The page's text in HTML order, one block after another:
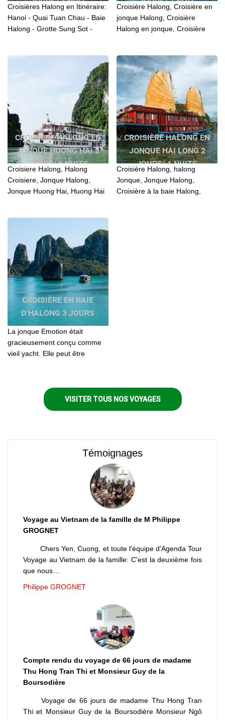
Croisières Halong en Itinéraire:
Hanoi - Quai Tuan Chau - Baie
Halong - Grotte Sung Sot -
Croisière Halong, Croisière en
jonque Halong, Croisière
Halong en jonque, Croisière
Halong,...
CROISIÈRE HALONG EN
JONQUE HUONG HAI 2
JOURS/ 1 NUITS
Croisiere Halong, Halong
Croisiere, Jonque Halong,
Jonque Huong Hai, Huong Hai
CROISIÈRE HALONG EN
JONQUE HAI LONG 2
JOURS/ 1 NUITS
Croisière Halong, halong
Jonque, Jonque Halong,
Croisière à la baie Halong,
CROISIÈRE EN BAIE
D’HALONG 3 JOURS
La jonque Emotion était
gracieusement conçu comme
vieil yacht. Elle peut être
standard international...
VISITER TOUS NOS VOYAGES
Témoignages
Voyage au Vietnam de la famille de M Philippe
GROGNET
Chers Yen, Cuong, et toute l'équipe d'Agenda Tour
Voyage au Vietnam de la famille: C'est la deuxième fois
que nous…
Philippe GROGNET
Compte rendu du voyage de 66 jours de madame
Thu Hong Tran Thi et Monsieur Guy de la
Boursodière
Voyage de 66 jours de madame Thu Hong Tran
Thi et Monsieur Guy de la Boursodière Monsieur Ngô